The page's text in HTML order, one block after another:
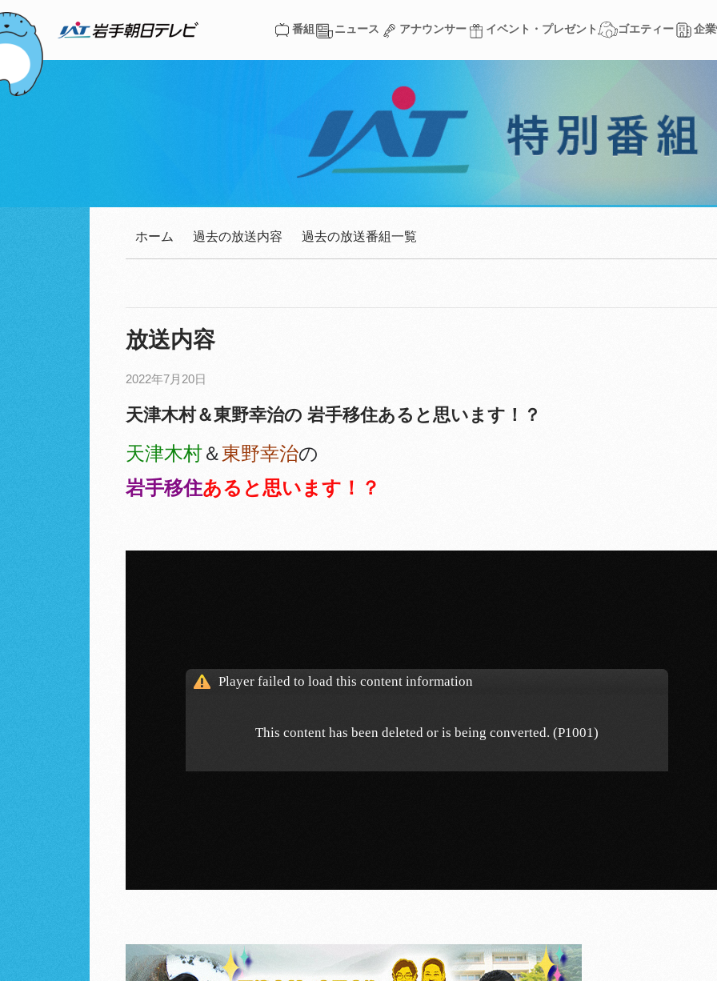
番組
ニュース
アナウンサー
イベント・プレゼント
ゴエティー
企
ホーム 過去の放送内容 過去の放送番組一覧
放送内容
2022年7月20日
天津木村＆東野幸治の 岩手移住あると思います！？
天津木村＆東野幸治の
岩手移住あると思います！？